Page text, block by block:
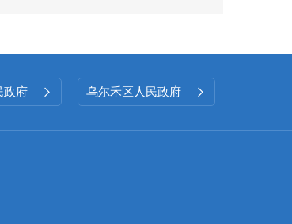
、服务提质等重点工
。
政府  乌尔禾区人民政府 